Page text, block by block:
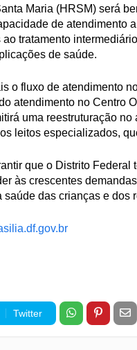
Maria (HRSM) será
de atendimento
ao tratamento
de saúde.
o fluxo de atendimento
atendimento no Centro
uma reestruturação
leitos especializados,
que o Distrito
às crescentes
saúde das crianças e dos
Twitter